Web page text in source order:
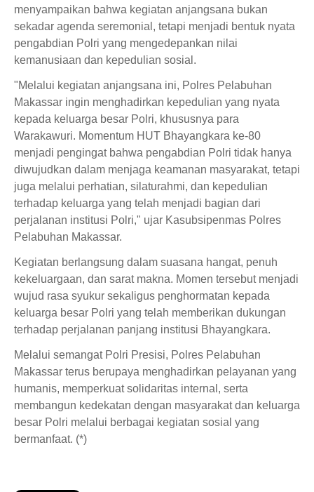
menyampaikan bahwa kegiatan anjangsana bukan
sekadar agenda seremonial, tetapi menjadi bentuk nyata
pengabdian Polri yang mengedepankan nilai
kemanusiaan dan kepedulian sosial.
"Melalui kegiatan anjangsana ini, Polres Pelabuhan
Makassar ingin menghadirkan kepedulian yang nyata
kepada keluarga besar Polri, khususnya para
Warakawuri. Momentum HUT Bhayangkara ke-80
menjadi pengingat bahwa pengabdian Polri tidak hanya
diwujudkan dalam menjaga keamanan masyarakat, tetapi
juga melalui perhatian, silaturahmi, dan kepedulian
terhadap keluarga yang telah menjadi bagian dari
perjalanan institusi Polri," ujar Kasubsipenmas Polres
Pelabuhan Makassar.
Kegiatan berlangsung dalam suasana hangat, penuh
kekeluargaan, dan sarat makna. Momen tersebut menjadi
wujud rasa syukur sekaligus penghormatan kepada
keluarga besar Polri yang telah memberikan dukungan
terhadap perjalanan panjang institusi Bhayangkara.
Melalui semangat Polri Presisi, Polres Pelabuhan
Makassar terus berupaya menghadirkan pelayanan yang
humanis, memperkuat solidaritas internal, serta
membangun kedekatan dengan masyarakat dan keluarga
besar Polri melalui berbagai kegiatan sosial yang
bermanfaat. (*)